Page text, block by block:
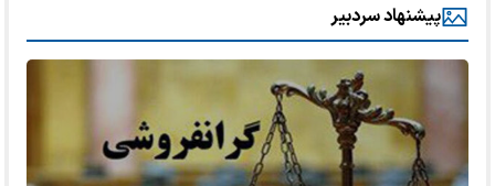
پیشنهاد سردبیر